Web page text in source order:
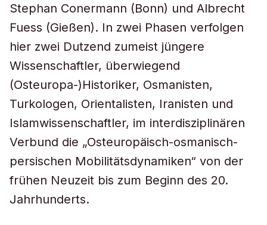
Stephan Conermann (Bonn) und Albrecht
Fuess (Gießen). In zwei Phasen verfolgen
hier zwei Dutzend zumeist jüngere
Wissenschaftler, überwiegend
(Osteuropa-)Historiker, Osmanisten,
Turkologen, Orientalisten, Iranisten und
Islamwissenschaftler, im interdisziplinären
Verbund die „Osteuropäisch-osmanisch-
persischen Mobilitätsdynamiken“ von der
frühen Neuzeit bis zum Beginn des 20.
Jahrhunderts.